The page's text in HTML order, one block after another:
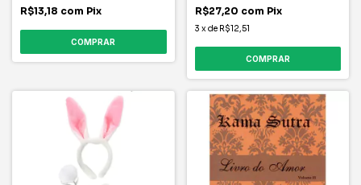
R$13,18 com Pix R$27,20 com Pix
3 xde R$12,51